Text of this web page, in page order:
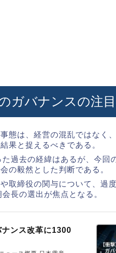
ガバナンスの注
態は、経営の混乱ではなく
果と捉えるべきである。
過去の経緯はあるが、今回
の毅然とした判断である。
取締役の関与について、過
長の選出が焦点となる。
ンス改革に1300